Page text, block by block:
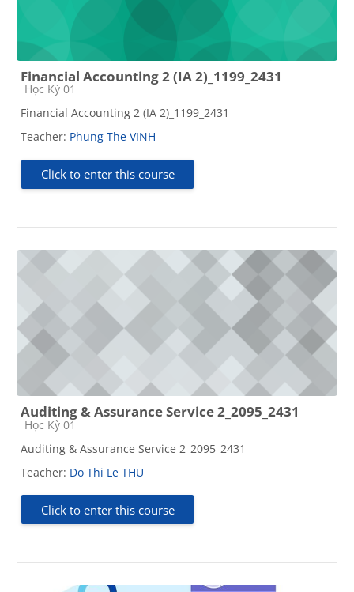
Financial Accounting 2 (IA 2)_1199_2431
Course category
Học Kỳ 01
Financial Accounting 2 (IA 2)_1199_2431
Teacher: Phung The VINH
Click to enter this course
Auditing & Assurance Service 2_2095_2431
Course category
Học Kỳ 01
Auditing & Assurance Service 2_2095_2431
Teacher: Do Thi Le THU
Click to enter this course